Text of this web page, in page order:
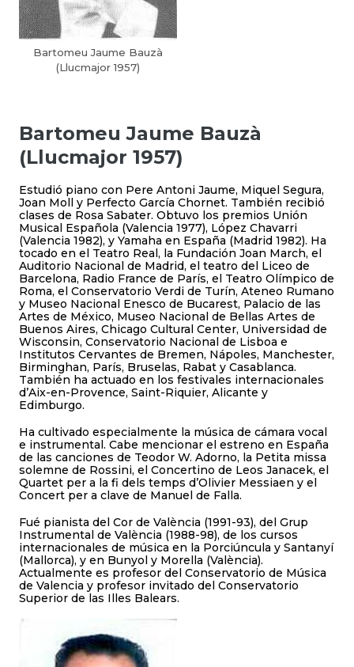
Bartomeu Jaume Bauzà
(Llucmajor 1957)
Bartomeu Jaume Bauzà
(Llucmajor 1957)
Estudió piano con Pere Antoni Jaume, Miquel Segura,
Joan Moll y Perfecto García Chornet. También recibió
clases de Rosa Sabater. Obtuvo los premios Unión
Musical Española (Valencia 1977), López Chavarri
(Valencia 1982), y Yamaha en España (Madrid 1982). Ha
tocado en el Teatro Real, la Fundación Joan March, el
Auditorio Nacional de Madrid, el teatro del Liceo de
Barcelona, Radio France de París, el Teatro Olímpico de
Roma, el Conservatorio Verdi de Turín, Ateneo Rumano
y Museo Nacional Enesco de Bucarest, Palacio de las
Artes de México, Museo Nacional de Bellas Artes de
Buenos Aires, Chicago Cultural Center, Universidad de
Wisconsin, Conservatorio Nacional de Lisboa e
Institutos Cervantes de Bremen, Nápoles, Manchester,
Birminghan, París, Bruselas, Rabat y Casablanca.
También ha actuado en los festivales internacionales
d’Aix-en-Provence, Saint-Riquier, Alicante y
Edimburgo.
Ha cultivado especialmente la música de cámara vocal
e instrumental. Cabe mencionar el estreno en España
de las canciones de Teodor W. Adorno, la Petita missa
solemne de Rossini, el Concertino de Leos Janacek, el
Quartet per a la fi dels temps d’Olivier Messiaen y el
Concert per a clave de Manuel de Falla.
Fué pianista del Cor de València (1991-93), del Grup
Instrumental de València (1988-98), de los cursos
internacionales de música en la Porciúncula y Santanyí
(Mallorca), y en Bunyol y Morella (València).
Actualmente es profesor del Conservatorio de Música
de Valencia y profesor invitado del Conservatorio
Superior de las Illes Balears.